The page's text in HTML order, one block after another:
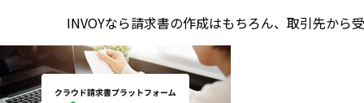
INVOYなら請求書の作成はもちろん、 取引先から